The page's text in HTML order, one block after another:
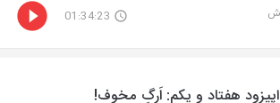
01:34:23
اپیزود هفتاد و یکم: اَرگِ مخوف!